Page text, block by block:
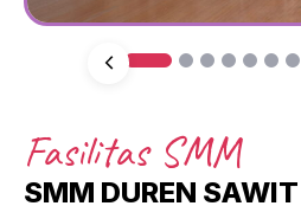
2 3 4 5 6 7 8 9
Fasilitas SMM
SMM DUREN